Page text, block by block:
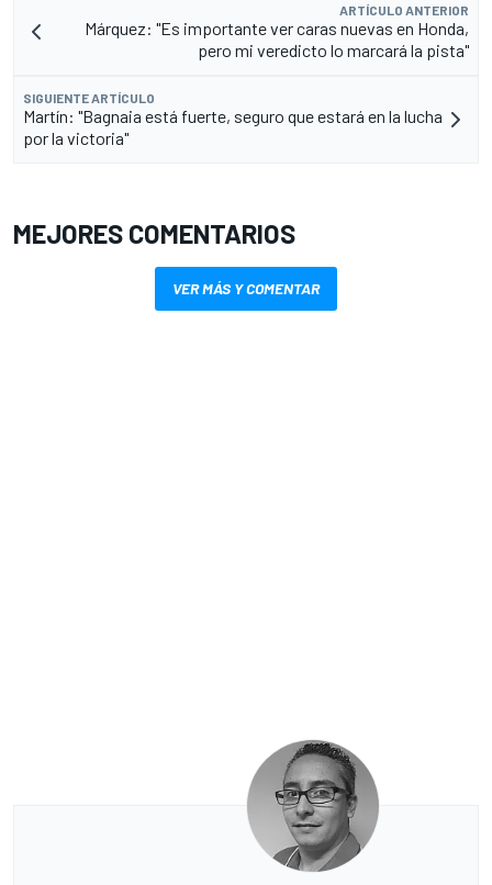
ARTÍCULO ANTERIOR
Márquez: "Es importante ver caras nuevas en Honda,
pero mi veredicto lo marcará la pista"
SIGUIENTE ARTÍCULO
Martín: "Bagnaia está fuerte, seguro que estará en la lucha
por la victoria"
MEJORES COMENTARIOS
VER MÁS Y COMENTAR